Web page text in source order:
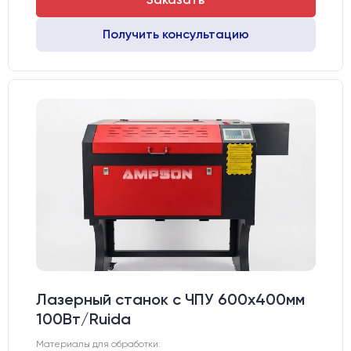
Получить консультацию
Лазерный станок c ЧПУ 600х400мм
100Вт/Ruida
Материалы для обработки: